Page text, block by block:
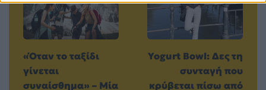
«Όταν το ταξίδι
γίνεται
συναίσθημα» – Μία
Yogurt Bowl: Δες τη
συνταγή που
κρύβεται πίσω από